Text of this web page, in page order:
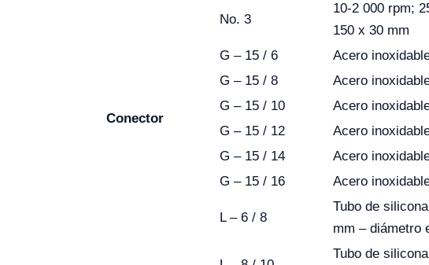
No. 3
10-2 000 rpm;
150 x 30 mm
Conector
G – 15 / 6
Acero
G – 15 / 8
Acero
G – 15 / 10
Acero
G – 15 / 12
Acero
G – 15 / 14
Acero
G – 15 / 16
Acero
L – 6 / 8
Tubo de
mm – diámetro
Tubo de